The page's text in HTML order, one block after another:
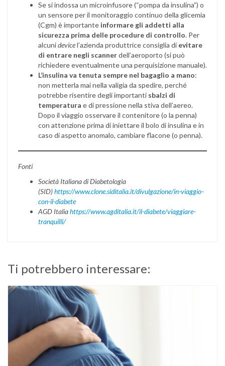
Se si indossa un microinfusore (“pompa da insulina”) o
un sensore per il monitoraggio continuo della glicemia
(Cgm) è importante informare gli addetti alla
sicurezza prima delle procedure di controllo. Per
alcunidevicel’azienda produttrice consiglia di evitare
di entrare negli scannerdell’aeroporto (si può
richiedere eventualmente una perquisizione manuale).
L’insulina va tenuta sempre nel bagaglio a mano:
non metterla mai nella valigia da spedire, perché
potrebbe risentire degli importanti sbalzi di
temperatura e di pressione nella stiva dell’aereo.
Dopo il viaggio osservare il contenitore (o la penna)
con attenzione prima di iniettare il bolo di insulina e in
caso di aspetto anomalo, cambiare flacone (o penna).
Fonti
Società Italiana di Diabetologia
(SID)https://www.clone.siditalia.it/divulgazione/in-viaggio-
con-il-diabete
AGD Italiahttps://www.agditalia.it/il-diabete/viaggiare-
tranquilli/
Ti potrebbero interessare: